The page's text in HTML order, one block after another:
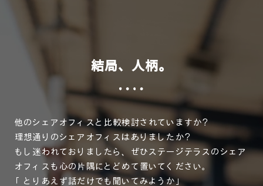
結局、人柄。
他のシェアオフィスと比較検討されていますか？
理想通りのシェアオフィスはありましたか？
もし迷われておりましたら、ぜひステージテラスのシェア
オフィスも心の片隅にとどめて置いてください。
「とりあえず話だけでも聞いてみようか」